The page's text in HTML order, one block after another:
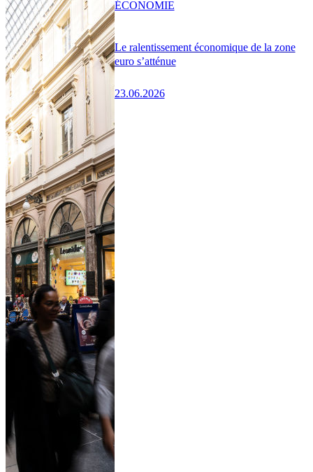
Le ralentissement économique de la zone
euro s’atténue
23.06.2026
ÉCONOMIE